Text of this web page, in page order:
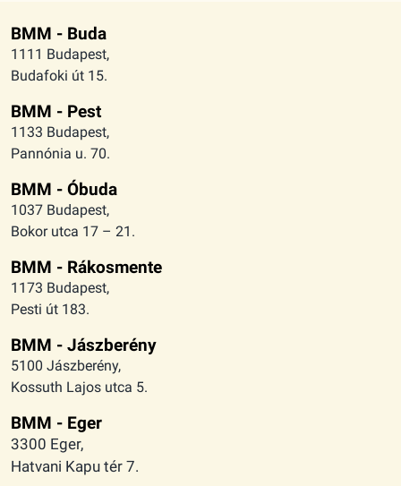
BMM - Buda
1111 Budapest,
Budafoki út 15.
BMM - Pest
1133 Budapest,
Pannónia u. 70.
BMM - Óbuda
1037 Budapest,
Bokor utca 17 – 21.
BMM - Rákosmente
1173 Budapest,
Pesti út 183.
BMM - Jászberény
5100 Jászberény,
Kossuth Lajos utca 5.
BMM - Eger
3300 Eger,
Hatvani Kapu tér 7.